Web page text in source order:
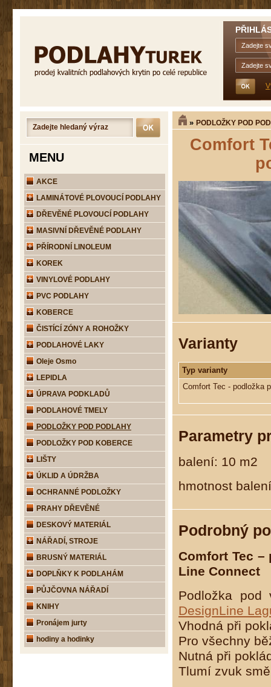
» PODLOŽKY POD
Comfort
Varianty
Typ varianty
Comfort Tec - podložka
Parametry
balení: 10 m2
hmotnost
Podrobný
Comfort Tec
Line Connect
Podložka
DesignLine
Vhodná při
Pro všechny
Nutná při
Tlumí zvuk
MENU
AKCE
LAMINÁTOVÉ PLOVOUCÍ PODLAHY
DŘEVĚNÉ PLOVOUCÍ PODLAHY
MASIVNÍ DŘEVĚNÉ PODLAHY
PŘÍRODNÍ LINOLEUM
KOREK
VINYLOVÉ PODLAHY
PVC PODLAHY
KOBERCE
ČISTÍCÍ ZÓNY A ROHOŽKY
PODLAHOVÉ LAKY
Oleje Osmo
LEPIDLA
ÚPRAVA PODKLADŮ
PODLAHOVÉ TMELY
PODLOŽKY POD PODLAHY
PODLOŽKY POD KOBERCE
LIŠTY
ÚKLID A ÚDRŽBA
OCHRANNÉ PODLOŽKY
PRAHY DŘEVĚNÉ
DESKOVÝ MATERIÁL
NÁŘADÍ, STROJE
BRUSNÝ MATERIÁL
DOPLŇKY K PODLAHÁM
PŮJČOVNA NÁŘADÍ
KNIHY
Pronájem jurty
hodiny a hodinky